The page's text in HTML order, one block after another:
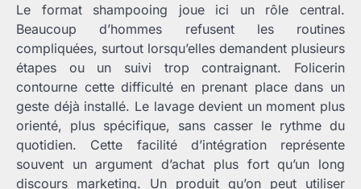
Le format shampooing joue ici un rôle central.
Beaucoup d’hommes refusent les routines
compliquées, surtout lorsqu’elles demandent plusieurs
étapes ou un suivi trop contraignant. Folicerin
contourne cette difficulté en prenant place dans un
geste déjà installé. Le lavage devient un moment plus
orienté, plus spécifique, sans casser le rythme du
quotidien. Cette facilité d’intégration représente
souvent un argument d’achat plus fort qu’un long
discours marketing. Un produit qu’on peut utiliser